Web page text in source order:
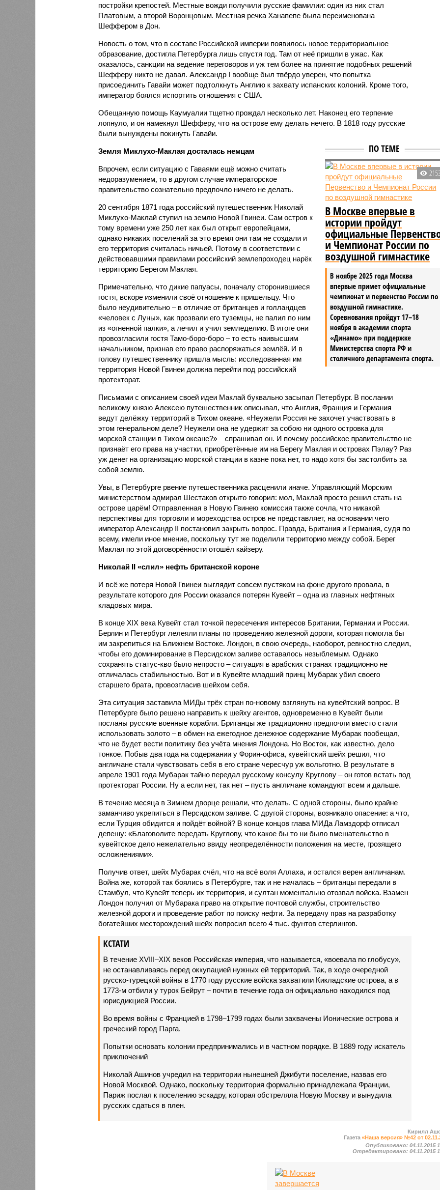
постройки крепостей. Местные вожди получили русские фамилии: один из них стал
Платовым, а второй Воронцовым. Местная речка Ханапепе была переименована
Шеффером в Дон.
Новость о том, что в составе Российской империи появилось новое территориальное
образование, достигла Петербурга лишь спустя год. Там от неё пришли в ужас. Как
оказалось, санкции на ведение переговоров и уж тем более на принятие подобных решений
Шефферу никто не давал. Александр I вообще был твёрдо уверен, что попытка
присоединить Гавайи может подтолкнуть Англию к захвату испанских колоний. Кроме того,
император боялся испортить отношения с США.
Обещанную помощь Каумуалии тщетно прождал несколько лет. Наконец его терпение
лопнуло, и он намекнул Шефферу, что на острове ему делать нечего. В 1818 году русские
были вынуждены покинуть Гавайи.
ПО ТЕМЕ
2153
В Москве впервые в
истории пройдут
официальные
и Чемпионат России по
воздушной гимнастике
В ноябре 2025 года Москва
впервые примет официальные
чемпионат и первенство России по
воздушной гимнастике.
Соревнования пройдут 17–18
ноября в академии спорта
«Динамо» при поддержке
Министерства спорта РФ и
столичного департамента спорта.
Земля Миклухо-Маклая досталась немцам
Впрочем, если ситуацию с Гаваями ещё можно считать
недоразумением, то в другом случае императорское
правительство сознательно предпочло ничего не делать.
20 сентября 1871 года российский путешественник Николай
Миклухо-Маклай ступил на землю Новой Гвинеи. Сам остров к
тому времени уже 250 лет как был открыт европейцами,
однако никаких поселений за это время они там не создали и
его территория считалась ничьей. Потому в соответствии с
действовавшими правилами российский землепроходец нарёк
территорию Берегом Маклая.
Примечательно, что дикие папуасы, поначалу сторонившиеся
гостя, вскоре изменили своё отношение к пришельцу. Что
было неудивительно – в отличие от британцев и голландцев
«человек с Луны», как прозвали его туземцы, не палил по ним
из «огненной палки», а лечил и учил земледелию. В итоге они
провозгласили гостя Тамо-боро-боро – то есть наивысшим
начальником, признав его право распоряжаться землёй. И в
голову путешественнику пришла мысль: исследованная им
территория Новой Гвинеи должна перейти под российский
протекторат.
Письмами с описанием своей идеи Маклай буквально засыпал Петербург. В послании
великому князю Алексею путешественник описывал, что Англия, Франция и Германия
ведут делёжку территорий в Тихом океане. «Неужели Россия не захочет участвовать в
этом генеральном деле? Неужели она не удержит за собою ни одного островка для
морской станции в Тихом океане?» – спрашивал он. И почему российское правительство не
признаёт его права на участки, приобретённые им на Берегу Маклая и островах Пэлау? Раз
уж денег на организацию морской станции в казне пока нет, то надо хотя бы застолбить за
собой землю.
Увы, в Петербурге рвение путешественника расценили иначе. Управляющий Морским
министерством адмирал Шестаков открыто говорил: мол, Маклай просто решил стать на
острове царём! Отправленная в Новую Гвинею комиссия также сочла, что никакой
перспективы для торговли и мореходства остров не представляет, на основании чего
император Александр II постановил закрыть вопрос. Правда, Британия и Германия, судя по
всему, имели иное мнение, поскольку тут же поделили территорию между собой. Берег
Маклая по этой договорённости отошёл кайзеру.
Николай II «слил» нефть британской короне
И всё же потеря Новой Гвинеи выглядит совсем пустяком на фоне другого провала, в
результате которого для России оказался потерян Кувейт – одна из главных нефтяных
кладовых мира.
В конце XIX века Кувейт стал точкой пересечения интересов Британии, Германии и России.
Берлин и Петербург лелеяли планы по проведению железной дороги, которая помогла бы
им закрепиться на Ближнем Востоке. Лондон, в свою очередь, наоборот, ревностно следил,
чтобы его доминирование в Персидском заливе оставалось незыблемым. Однако
сохранять статус-кво было непросто – ситуация в арабских странах традиционно не
отличалась стабильностью. Вот и в Кувейте младший принц Мубарак убил своего
старшего брата, провозгласив шейхом себя.
Эта ситуация заставила МИДы трёх стран по-новому взглянуть на кувейтский вопрос. В
Петербурге было решено направить к шейху агентов, одновременно в Кувейт были
посланы русские военные корабли. Британцы же традиционно предпочли вместо стали
использовать золото – в обмен на ежегодное денежное содержание Мубарак пообещал,
что не будет вести политику без учёта мнения Лондона. Но Восток, как известно, дело
тонкое. Побыв два года на содержании у Форин-офиса, кувейтский шейх решил, что
англичане стали чувствовать себя в его стране чересчур уж вольготно. В результате в
апреле 1901 года Мубарак тайно передал русскому консулу Круглову – он готов встать под
протекторат России. Ну а если нет, так нет – пусть англичане командуют всем и дальше.
В течение месяца в Зимнем дворце решали, что делать. С одной стороны, было крайне
заманчиво укрепиться в Персидском заливе. С другой стороны, возникало опасение: а что,
если Турция обидится и пойдёт войной? В конце концов глава МИДа Ламздорф отписал
депешу: «Благоволите передать Круглову, что какое бы то ни было вмешательство в
кувейтское дело нежелательно ввиду неопределённости положения на месте, грозящего
осложнениями».
Получив ответ, шейх Мубарак счёл, что на всё воля Аллаха, и остался верен англичанам.
Война же, которой так боялись в Петербурге, так и не началась – британцы передали в
Стамбул, что Кувейт теперь их территория, и султан моментально отозвал войска. Взамен
Лондон получил от Мубарака право на открытие почтовой службы, строительство
железной дороги и проведение работ по поиску нефти. За передачу прав на разработку
богатейших месторождений шейх попросил всего 4 тыс. фунтов стерлингов.
КСТАТИ
В течение XVIII–XIX веков Российская империя, что называется, «воевала по глобусу»,
не останавливаясь перед оккупацией нужных ей территорий. Так, в ходе очередной
русско-турецкой войны в 1770 году русские войска захватили Кикладские острова, а в
1773-м отбили у турок Бейрут – почти в течение года он официально находился под
юрисдикцией России.
Во время войны с Францией в 1798–1799 годах были захвачены Ионические острова и
греческий город Парга.
Попытки основать колонии предпринимались и в частном порядке. В 1889 году искатель
приключений
Николай Ашинов учредил на территории нынешней Джибути поселение, назвав его
Новой Москвой. Однако, поскольку территория формально принадлежала Франции,
Париж послал к поселению эскадру, которая обстреляла Новую Москву и вынудила
русских сдаться в плен.
Кирилл
Газета«Наша версия» №42 от
Опубликовано:04.11.2015
Отредактировано:04.11.2015